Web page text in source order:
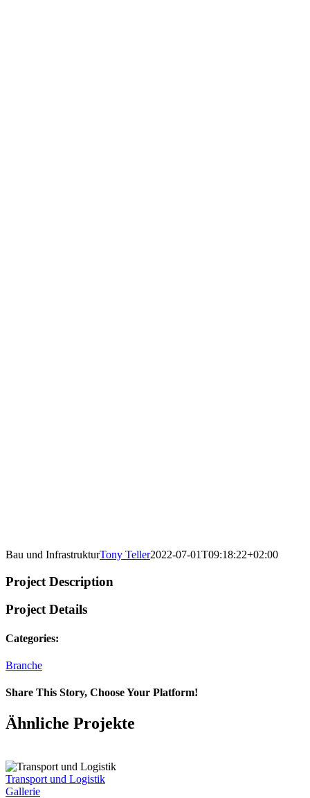
Bau und InfrastrukturTony Teller2022-07-01T09:18:22+02:00
Project Description
Project Details
Categories:
Branche
Share This Story, Choose Your Platform!
Ähnliche Projekte
Transport und Logistik
Gallerie